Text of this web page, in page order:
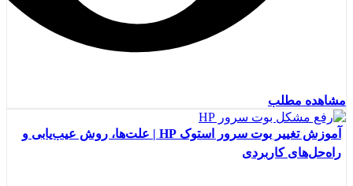
مشاهده مطلب
آموزش تغییر بوت سرور استوک HP | علت‌ها، روش عیب‌یابی و
راه‌حل‌های کاربردی